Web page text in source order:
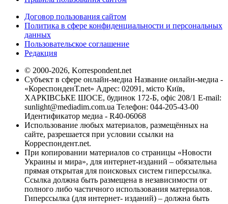
Договор пользования сайтом
Политика в сфере конфиденциальности и персональных
данных
Пользовательское соглашение
Редакция
© 2000-2026, Korrespondent.net
Субъект в сфере онлайн-медиа Название онлайн-медиа -
«КореспонденТ.net» Адрес: 02091, місто Київ,
ХАРКІВСЬКЕ ШОСЕ, будинок 172-Б, офіс 208/1 E-mail:
sunlight@mediadim.com.ua Телефон: 044-205-43-00
Идентификатор медиа - R40-06068
Использование любых материалов, размещённых на
сайте, разрешается при условии ссылки на
Корреспондент.net.
При копировании материалов со страницы «Новости
Украины и мира», для интернет-изданий – обязательна
прямая открытая для поисковых систем гиперссылка.
Ссылка должна быть размещена в независимости от
полного либо частичного использования материалов.
Гиперссылка (для интернет- изданий) – должна быть